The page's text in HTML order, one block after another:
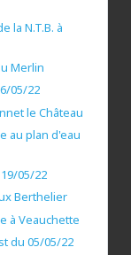
la N.T.B. à
Merlin
05/22
le Château
au plan d'eau
05/22
Berthelier
à Veauchette
du 05/05/22